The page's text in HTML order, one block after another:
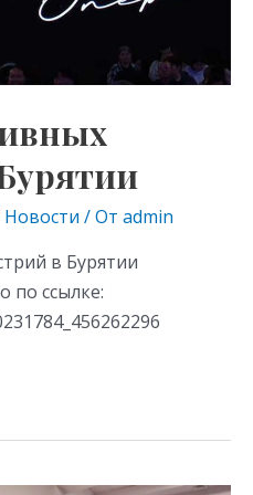
Новости / От admin
в Бурятии
по ссылке: